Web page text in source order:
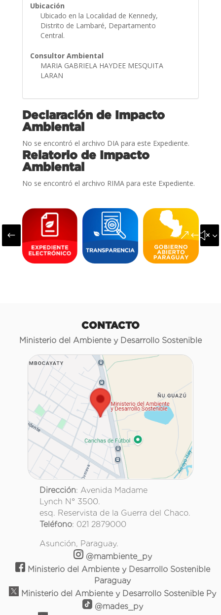
Ubicación
Ubicado en la Localidad de Kennedy,
Distrito de Lambaré, Departamento
Central.
Consultor Ambiental
MARIA GABRIELA HAYDEE MESQUITA
LARAN
Declaración de Impacto
Ambiental
No se encontró el archivo DIA para este Expediente.
Relatorio de Impacto
Ambiental
No se encontró el archivo RIMA para este Expediente.
#
CONTACTO
Ministerio del Ambiente y Desarrollo Sostenible
Dirección: Avenida Madame
Lynch N° 3500.
esq. Reservista de la Guerra del Chaco.
Teléfono: 021 2879000
Asunción, Paraguay.
@mambiente_py
Ministerio del Ambiente y Desarrollo Sostenible
Paraguay
Ministerio del Ambiente y Desarrollo Sostenible Py
@mades_py